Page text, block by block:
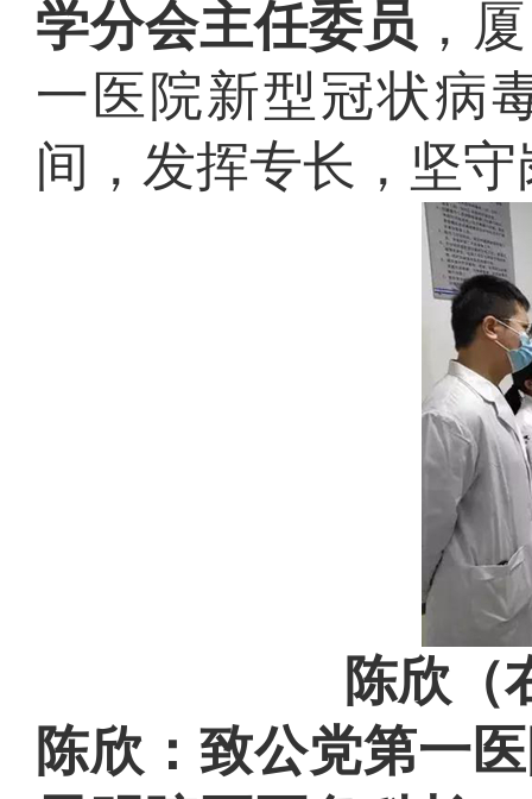
学分会主任委员 ，
一医院新型冠状病
间，发挥专长，坚
陈欣（
陈欣：致公党第一